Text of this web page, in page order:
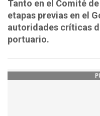
Tanto en el Comité
etapas previas en el
autoridades críticas
portuario.